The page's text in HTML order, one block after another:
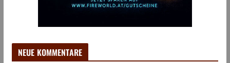
NEUE KOMMENTARE